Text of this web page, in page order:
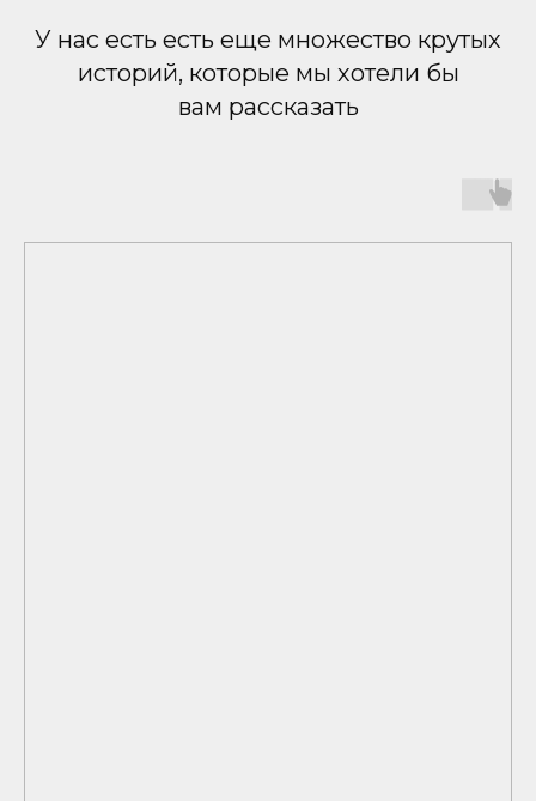
У нас есть есть еще множество крутых
историй, которые мы хотели бы
вам рассказать